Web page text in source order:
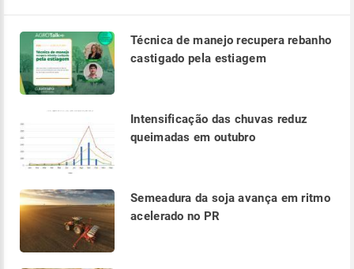
Técnica de manejo recupera rebanho
castigado pela estiagem
Intensificação das chuvas reduz
queimadas em outubro
Semeadura da soja avança em ritmo
acelerado no PR